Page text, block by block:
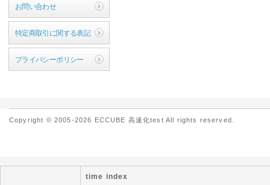
お問い合わせ
特定商取引に関する表記
プライバシーポリシー
Copyright © 2005-2026 ECCUBE 高速化test All rights reserved.
time index